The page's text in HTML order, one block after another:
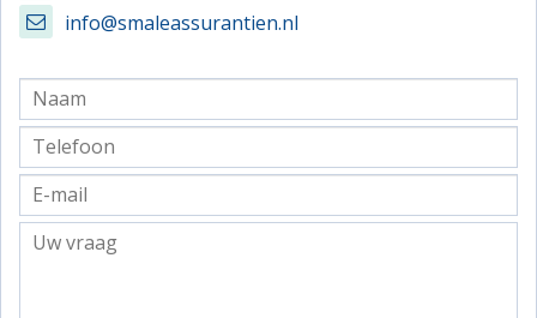
info@smaleassurantien.nl